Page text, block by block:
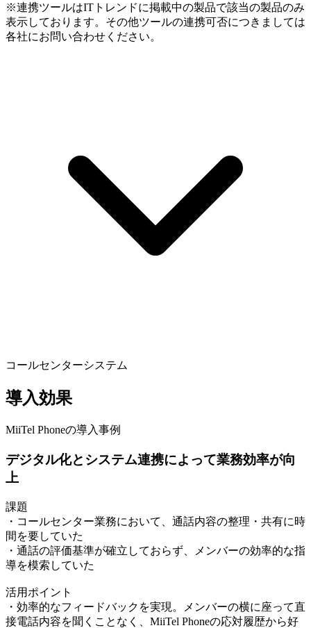
※連携ツールはITトレンドに掲載中の製品で該当の製品のみ
表示しております。その他ツールの連携可否につきましては
各社にお問い合わせください。
コールセンターシステム
導入効果
MiiTel Phoneの導入事例
デジタル化とシステム連携によって業務効率が向
上
課題
・コールセンター業務において、通話内容の整理・共有に時
間を要していた
・通話の評価基準が確立しておらず、メンバーの効率的な指
導を模索していた
活用ポイント
・効率的なフィードバックを実現。メンバーの横に座って直
接電話内容を聞くことなく、MiiTel Phoneの応対履歴から好